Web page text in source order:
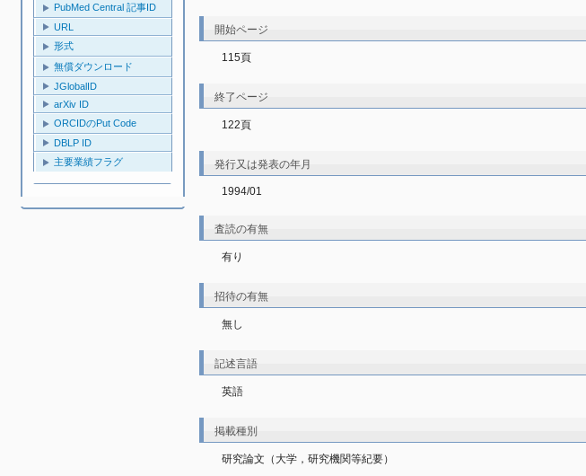
PubMed Central 記事ID
URL
形式
無償ダウンロード
JGlobalID
arXiv ID
ORCIDのPut Code
DBLP ID
主要業績フラグ
開始ページ
115頁
終了ページ
122頁
発行又は発表の年月
1994/01
査読の有無
有り
招待の有無
無し
記述言語
英語
掲載種別
研究論文（大学，研究機関等紀要）